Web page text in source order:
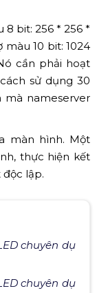
8 bit: 256 * 256 *
màu 10 bit: 1024
cần phải hoạt
sử dụng 30
mà nameserver
màn hình. Một
thực hiện kết
lập.
chuyên dụ
chuyên dụ